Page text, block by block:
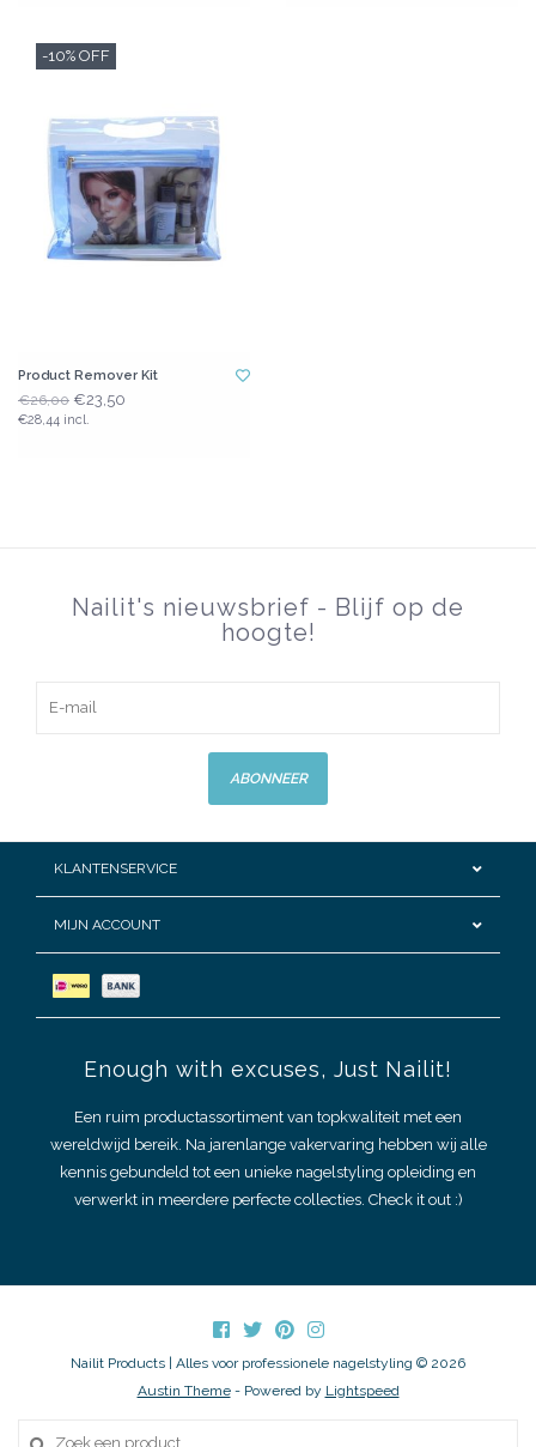
-10% OFF
Product Remover Kit
€26,00 €23,50
€28,44 incl.
Nailit's nieuwsbrief - Blijf op de
hoogte!
ABONNEER
KLANTENSERVICE
MIJN ACCOUNT
Enough with excuses, Just Nailit!
Een ruim productassortiment van topkwaliteit met een
wereldwijd bereik. Na jarenlange vakervaring hebben wij alle
kennis gebundeld tot een unieke nagelstyling opleiding en
verwerkt in meerdere perfecte collecties. Check it out :)
Nailit Products | Alles voor professionele nagelstyling © 2026
Austin Theme- Powered by Lightspeed